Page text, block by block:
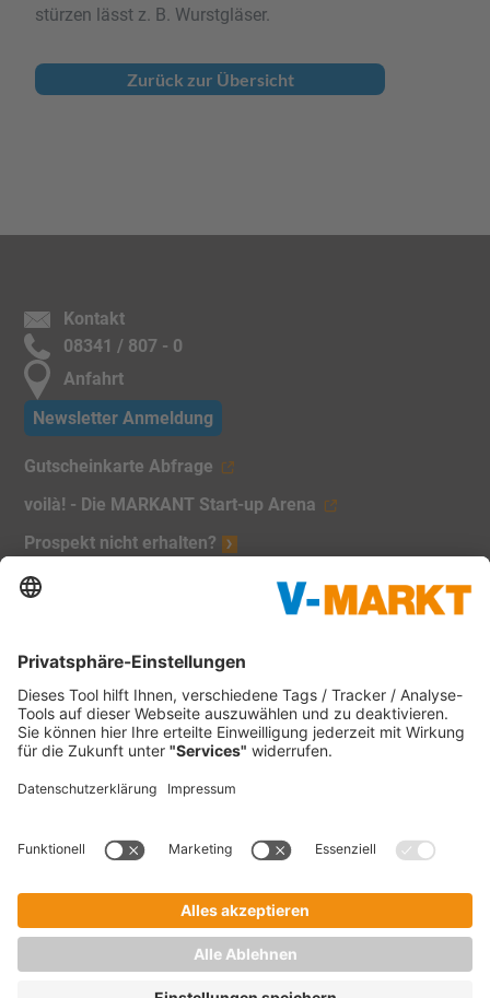
stürzen lässt z. B. Wurstgläser.
Zurück zur Übersicht
Kontakt
08341 / 807 - 0
Anfahrt
Newsletter Anmeldung
Gutscheinkarte Abfrage
voilà! - Die MARKANT Start-up Arena
Prospekt nicht erhalten?
Unsere Marken:
Christl's Modemarkt
V-Baumarkt Onlineshop
1865 Outdoor
V-mini
Impressum